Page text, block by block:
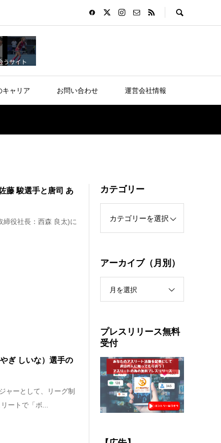
キャリア お問い合わせ 運営会社情報
藤 駿選手と唐司 あ
役社長：西森 良太)に
ぎ しいな）選手の
ャーとして、リーグ制
ートで「ボ...
カテゴリー
アーカイブ（月別）
月を選択
プレスリリース無料
受付